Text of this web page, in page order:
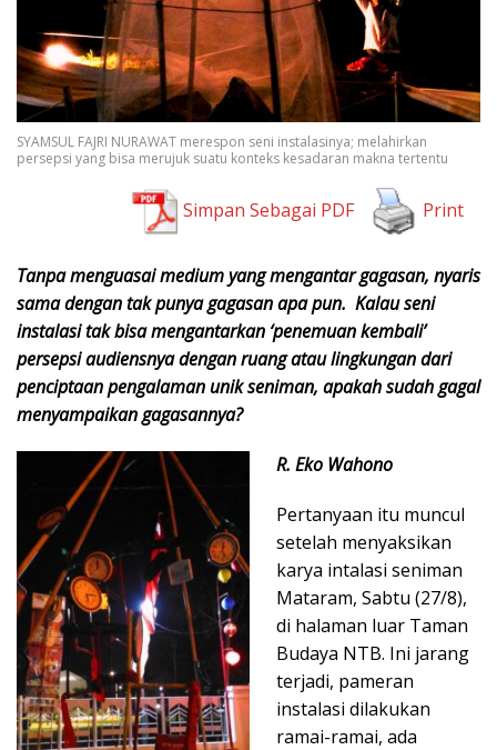
SYAMSUL FAJRI NURAWAT merespon seni instalasinya; melahirkan
persepsi yang bisa merujuk suatu konteks kesadaran makna tertentu
Simpan Sebagai PDF Print
Tanpa menguasai medium yang mengantar gagasan, nyaris
sama dengan tak punya gagasan apa pun. Kalau seni
instalasi tak bisa mengantarkan ‘penemuan kembali’
persepsi audiensnya dengan ruang atau lingkungan dari
penciptaan pengalaman unik seniman, apakah sudah gagal
menyampaikan gagasannya?
R. Eko Wahono
Pertanyaan itu muncul
setelah menyaksikan
karya intalasi seniman
Mataram, Sabtu (27/8),
di halaman luar Taman
Budaya NTB. Ini jarang
terjadi, pameran
instalasi dilakukan
ramai-ramai, ada